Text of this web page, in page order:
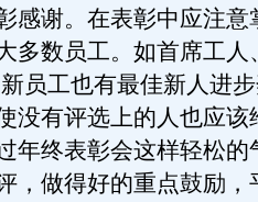
感谢。在表彰中应注意
多数员工。如首席工人
员工也有最佳新人进
没有评选上的人也应该
年终表彰会这样轻松的
，做得好的重点鼓励，